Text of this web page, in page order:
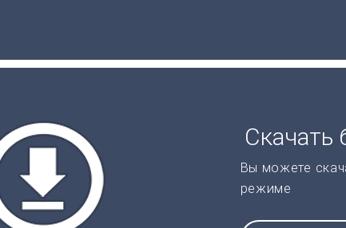
Скачать
Вы можете
режиме